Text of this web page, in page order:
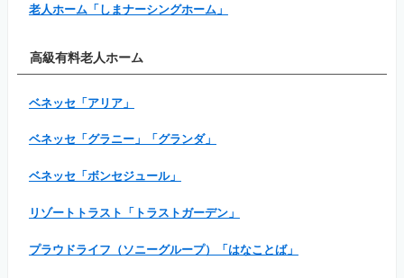
老人ホーム「しまナーシングホーム」
高級有料老人ホーム
ベネッセ「アリア」
ベネッセ「グラニー」「グランダ」
ベネッセ「ボンセジュール」
リゾートトラスト「トラストガーデン」
プラウドライフ（ソニーグループ）「はなことば」